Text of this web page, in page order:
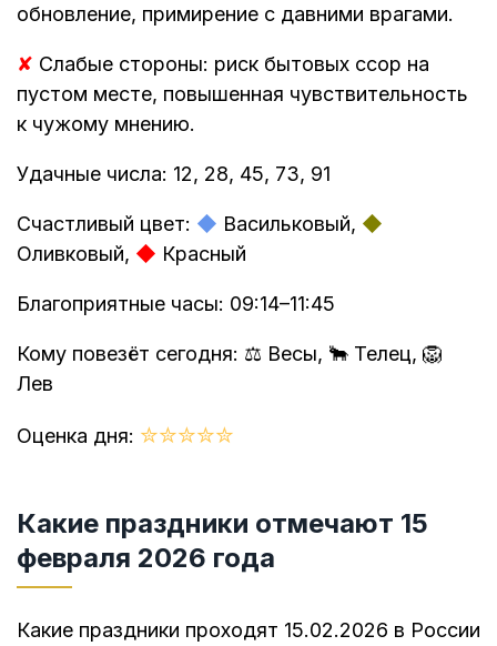
обновление, примирение с давними врагами.
✘ Слабые стороны: риск бытовых ссор на
пустом месте, повышенная чувствительность
к чужому мнению.
Удачные числа: 12, 28, 45, 73, 91
Счастливый цвет: ◆ Васильковый, ◆
Оливковый, ◆ Красный
Благоприятные часы: 09:14–11:45
Кому повезёт сегодня: ⚖️ Весы, 🐂 Телец, 🦁
Лев
Оценка дня: ✮✮✮✮✮
Какие праздники отмечают 15
февраля 2026 года
Какие праздники проходят 15.02.2026 в России